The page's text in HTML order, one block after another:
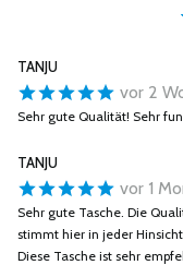
TANJU
vor 2
Sehr gute Qualität! Sehr
TANJU
vor 1
Sehr gute Tasche. Die
stimmt hier in jeder
Diese Tasche ist sehr